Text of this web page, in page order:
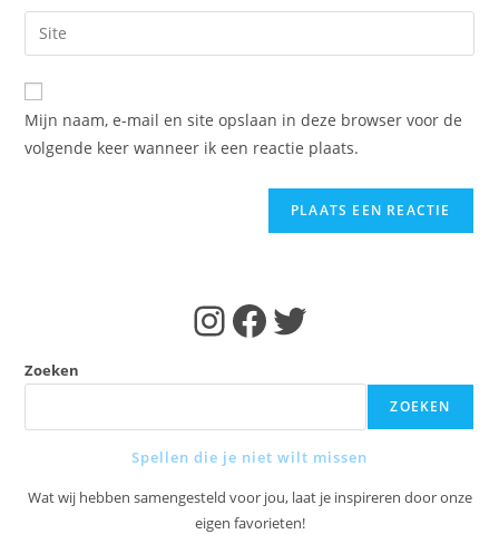
om
te
reageren
e-
mail
om
te
kunnen
Voer
je
site
URL
(optioneel)
Mijn naam, e-mail en site opslaan in deze browser voor de
volgende keer wanneer ik een reactie plaats.
InstagramFacebookTwitter
Zoeken
ZOEKEN
Spellen die je niet wilt missen
Wat wij hebben samengesteld voor jou, laat je inspireren door onze
eigen favorieten!